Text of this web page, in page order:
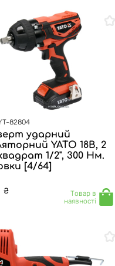
82804
ударний
YATO 18В, 2
1/2", 300 Нм.
[4/64]
₴
Товар в
наявності